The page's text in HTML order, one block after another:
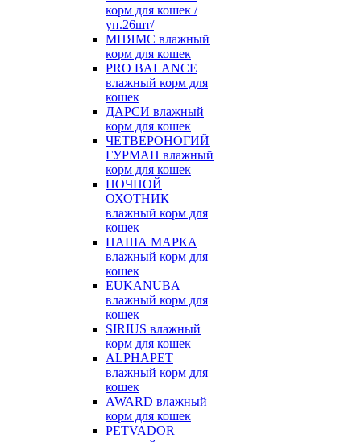
корм для кошек /
уп.26шт/
МНЯМС влажный
корм для кошек
PRO BALANCE
влажный корм для
кошек
ДАРСИ влажный
корм для кошек
ЧЕТВЕРОНОГИЙ
ГУРМАН влажный
корм для кошек
НОЧНОЙ
ОХОТНИК
влажный корм для
кошек
НАША МАРКА
влажный корм для
кошек
EUKANUBA
влажный корм для
кошек
SIRIUS влажный
корм для кошек
ALPHAPET
влажный корм для
кошек
AWARD влажный
корм для кошек
PETVADOR